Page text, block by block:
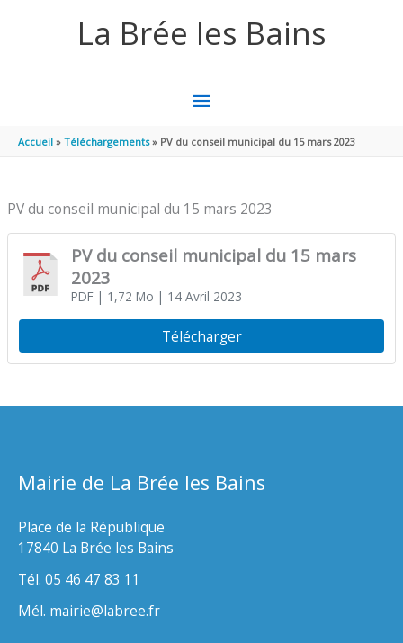
La Brée les Bains
MENU
PRINCIPAL
Accueil Téléchargements PV du conseil municipal du 15 mars 2023
PV du conseil municipal du 15 mars 2023
PV du conseil municipal du 15 mars
2023
PDF| 1,72 Mo | 14 Avril 2023
Télécharger
Mairie de La Brée les Bains
Place de la République
17840 La Brée les Bains
Tél. 05 46 47 83 11
Mél. mairie@labree.fr